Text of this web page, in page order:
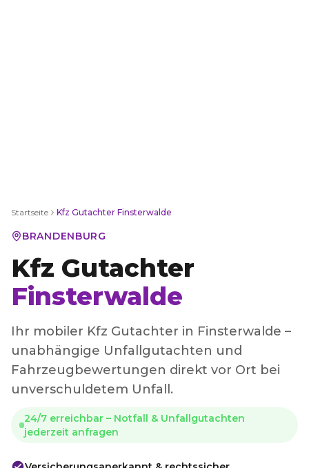
Startseite Kfz Gutachter Finsterwalde
BRANDENBURG
Kfz Gutachter
Finsterwalde
Ihr mobiler Kfz Gutachter in Finsterwalde –
unabhängige Unfallgutachten und
Fahrzeugbewertungen direkt vor Ort bei
unverschuldetem Unfall.
24/7 erreichbar – Notfall & Unfallgutachten
jederzeit anfragen